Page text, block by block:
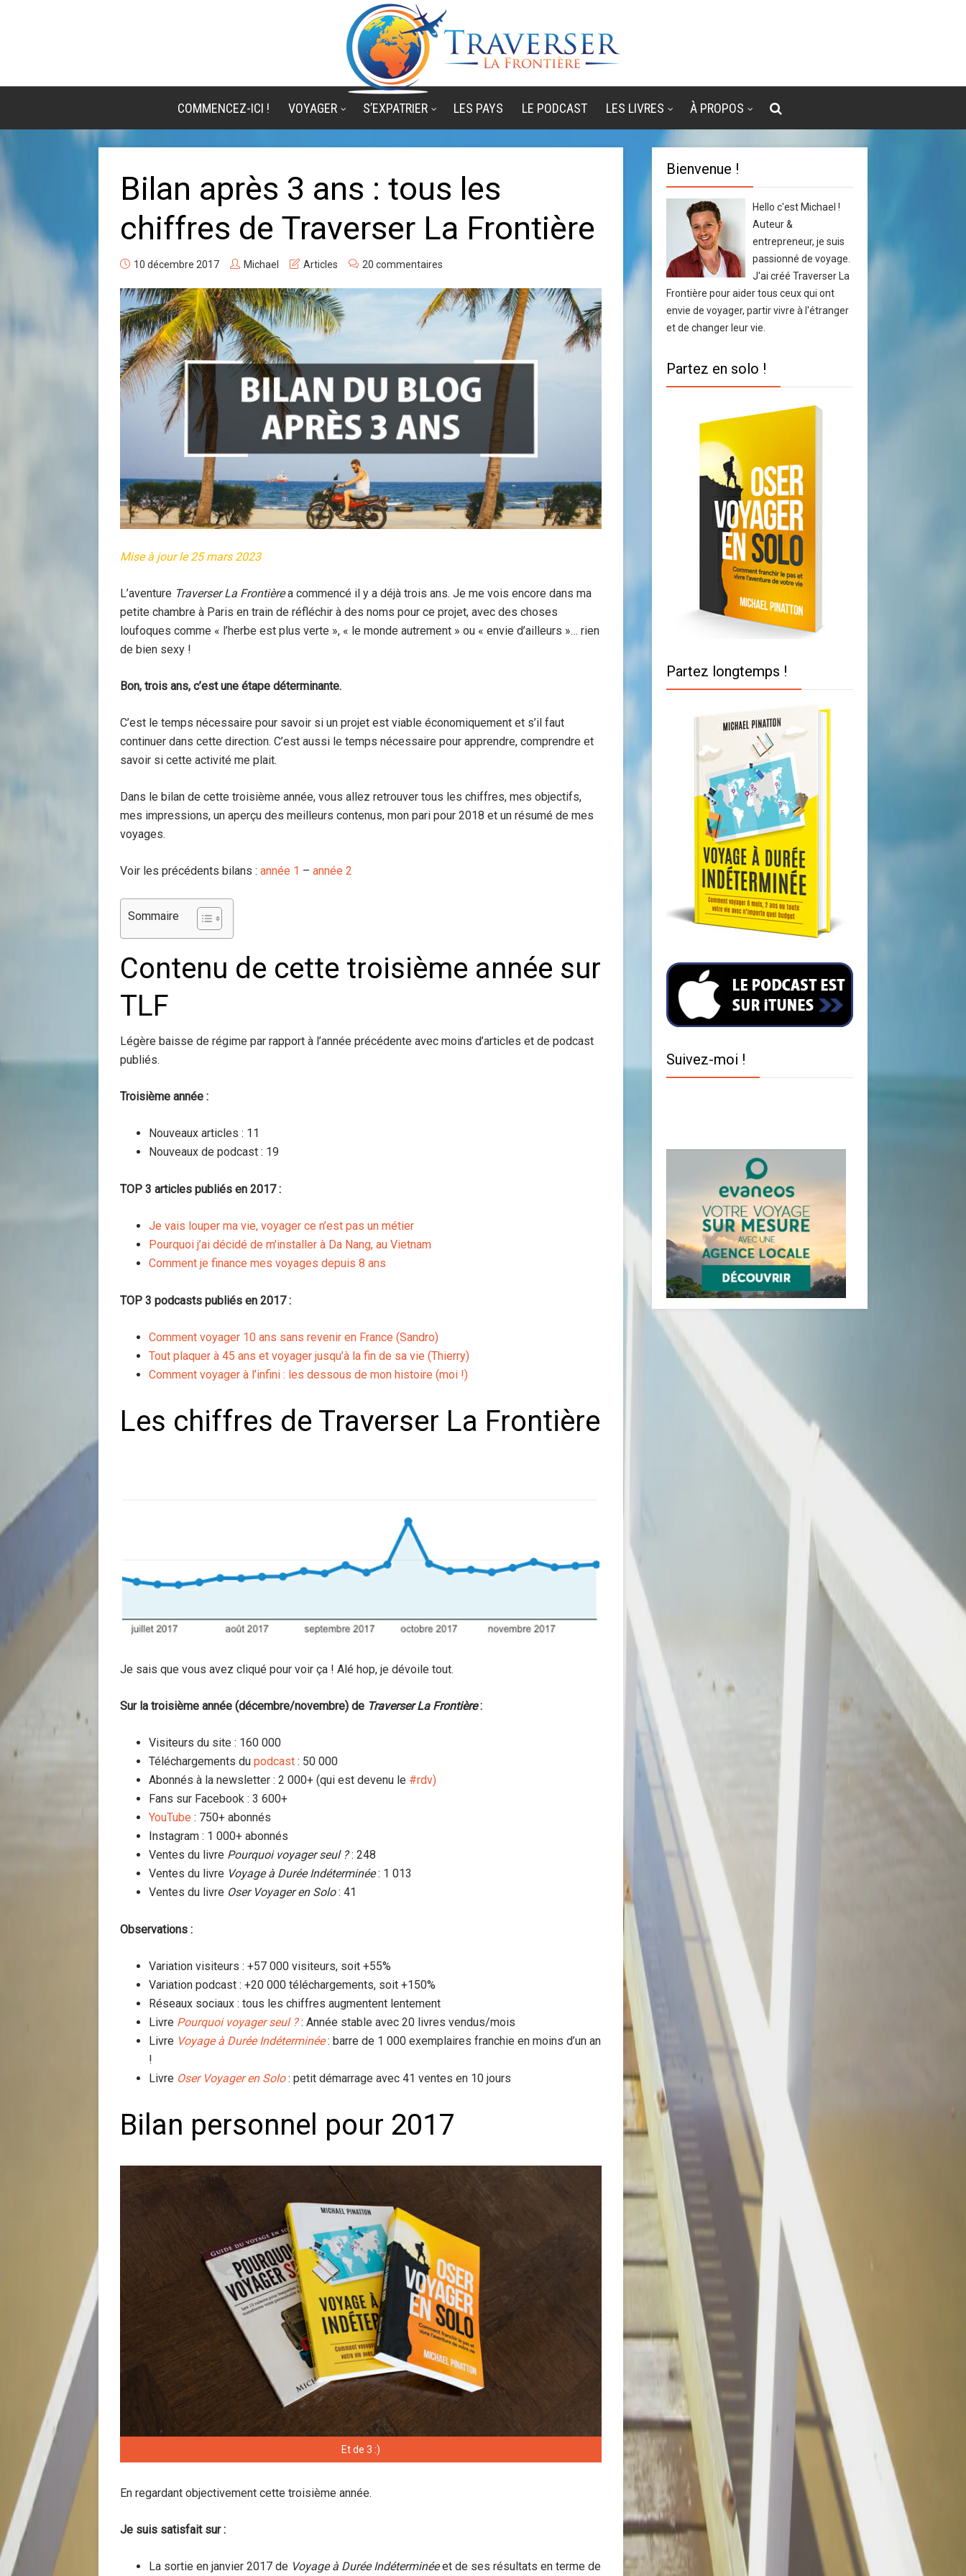
COMMENCEZ-ICI ! VOYAGER S’EXPATRIER LES PAYS LE PODCAST LES LIVRES À PROPOS
Bilan après 3 ans : tous les
chiffres de Traverser La Frontière
10 décembre 2017 Michael Articles 20 commentaires
Mise à jour le 25 mars 2023
L’aventure Traverser La Frontièrea commencé il y a déjà trois ans. Je me vois encore dans ma
petite chambre à Paris en train de réfléchir à des noms pour ce projet, avec des choses
loufoques comme « l’herbe est plus verte », « le monde autrement » ou « envie d’ailleurs »… rien
de bien sexy !
Bon, trois ans, c’est une étape déterminante.
C’est le temps nécessaire pour savoir si un projet est viable économiquement et s’il faut
continuer dans cette direction. C’est aussi le temps nécessaire pour apprendre, comprendre et
savoir si cette activité me plait.
Dans le bilan de cette troisième année, vous allez retrouver tous les chiffres, mes objectifs,
mes impressions, un aperçu des meilleurs contenus, mon pari pour 2018 et un résumé de mes
voyages.
Voir les précédents bilans : année 1 – année 2
Sommaire
Contenu de cette troisième année sur
TLF
Légère baisse de régime par rapport à l’année précédente avec moins d’articles et de podcast
publiés.
Troisième année :
Nouveaux articles : 11
Nouveaux de podcast : 19
TOP 3 articles publiés en 2017 :
Je vais louper ma vie, voyager ce n’est pas un métier
Pourquoi j’ai décidé de m’installer à Da Nang, au Vietnam
Comment je finance mes voyages depuis 8 ans
TOP 3 podcasts publiés en 2017 :
Comment voyager 10 ans sans revenir en France (Sandro)
Tout plaquer à 45 ans et voyager jusqu’à la fin de sa vie (Thierry)
Comment voyager à l’infini : les dessous de mon histoire (moi !)
Les chiffres de Traverser La Frontière
Je sais que vous avez cliqué pour voir ça ! Alé hop, je dévoile tout.
Sur la troisième année (décembre/novembre) de Traverser La Frontière:
Visiteurs du site : 160 000
Téléchargements du podcast : 50 000
Abonnés à la newsletter : 2 000+ (qui est devenu le #rdv)
Fans sur Facebook : 3 600+
YouTube : 750+ abonnés
Instagram : 1 000+ abonnés
Ventes du livre Pourquoi voyager seul ?: 248
Ventes du livre Voyage à Durée Indéterminée: 1 013
Ventes du livre Oser Voyager en Solo: 41
Observations :
Variation visiteurs : +57 000 visiteurs, soit +55%
Variation podcast : +20 000 téléchargements, soit +150%
Réseaux sociaux : tous les chiffres augmentent lentement
Livre Pourquoi voyager seul ?: Année stable avec 20 livres vendus/mois
Livre Voyage à Durée Indéterminée: barre de 1 000 exemplaires franchie en moins d’un an
!
Livre Oser Voyager en Solo : petit démarrage avec 41 ventes en 10 jours
Bilan personnel pour 2017
Et de 3 :)
En regardant objectivement cette troisième année.
Je suis satisfait sur :
La sortie en janvier 2017 de Voyage à Durée Indéterminéeet de ses résultats en terme de
Bienvenue !
Hello c'est Michael !
Auteur &
entrepreneur, je suis
passionné de voyage.
J'ai créé Traverser La
Frontière pour aider tous ceux qui ont
envie de voyager, partir vivre à l'étranger
et de changer leur vie.
Partez en solo !
Partez longtemps !
Suivez-moi !